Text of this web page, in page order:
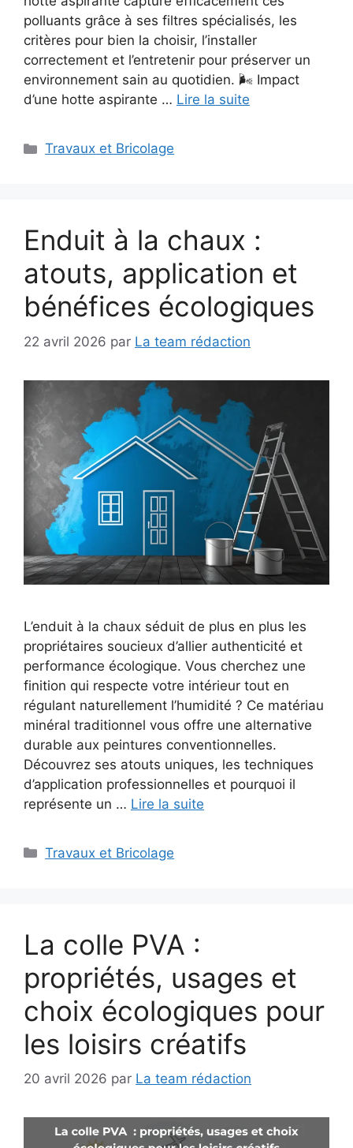
polluants grâce à ses filtres spécialisés, les
critères pour bien la choisir, l’installer
correctement et l’entretenir pour préserver un
environnement sain au quotidien. 🌬️ Impact
d’une hotte aspirante … Lire la suite
Catégories
Travaux et Bricolage
Enduit à la chaux :
atouts, application et
bénéfices écologiques
22 avril 2026 par La team rédaction
L’enduit à la chaux séduit de plus en plus les
propriétaires soucieux d’allier authenticité et
performance écologique. Vous cherchez une
finition qui respecte votre intérieur tout en
régulant naturellement l’humidité ? Ce matériau
minéral traditionnel vous offre une alternative
durable aux peintures conventionnelles.
Découvrez ses atouts uniques, les techniques
d’application professionnelles et pourquoi il
représente un … Lire la suite
Catégories
Travaux et Bricolage
La colle PVA :
propriétés, usages et
choix écologiques pour
les loisirs créatifs
20 avril 2026 par La team rédaction